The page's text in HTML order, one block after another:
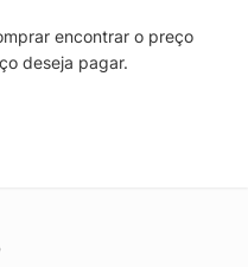
encontrar o preço
deseja pagar.